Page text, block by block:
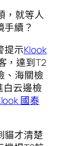
，就等人
續？
提示Klook
，達到T2
、海關檢
白云邊檢
國泰
貓才清楚